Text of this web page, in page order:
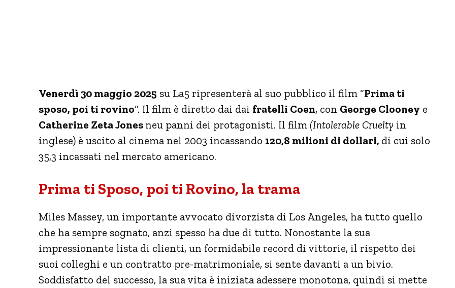
Venerdì 30 maggio 2025 su La5 ripresenterà al suo pubblico il film “Prima ti
sposo, poi ti rovino“. Il film è diretto dai dai fratelli Coen, con George Clooney e
Catherine Zeta Jones neu panni dei protagonisti. Il film (Intolerable Cruelty in
inglese) è uscito al cinema nel 2003 incassando 120,8 milioni di dollari, di cui solo
35,3 incassati nel mercato americano.
Prima ti Sposo, poi ti Rovino, la trama
Miles Massey, un importante avvocato divorzista di Los Angeles, ha tutto quello
che ha sempre sognato, anzi spesso ha due di tutto. Nonostante la sua
impressionante lista di clienti, un formidabile record di vittorie, il rispetto dei
suoi colleghi e un contratto pre-matrimoniale, si sente davanti a un bivio.
Soddisfatto del successo, la sua vita è iniziata adessere monotona, quindi si mette